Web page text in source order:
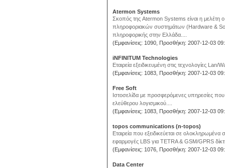
Atermon Systems
Σκοπός της Atermon Systems είναι η
πληροφοριακών συστημάτων (Hardware &
πληροφορικής στην Ελλάδα....
(Εμφανίσεις: 1090, Προσθήκη: 2007-12-03
iNFINITUM Technologies
Εταιρεία εξειδικευμένη στις τεχνολογίες
(Εμφανίσεις: 1083, Προσθήκη: 2007-12-03
Free Soft
Ιστοσελίδα με προσφερόμενες υπηρεσίες
ελεύθερου λογισμικού....
(Εμφανίσεις: 1083, Προσθήκη: 2007-12-03
topos communications (n-topos)
Εταιρεία που εξειδικεύεται σε
εφαρμογές LBS για TETRA & GSM/GPRS
(Εμφανίσεις: 1076, Προσθήκη: 2007-12-03
Data Center